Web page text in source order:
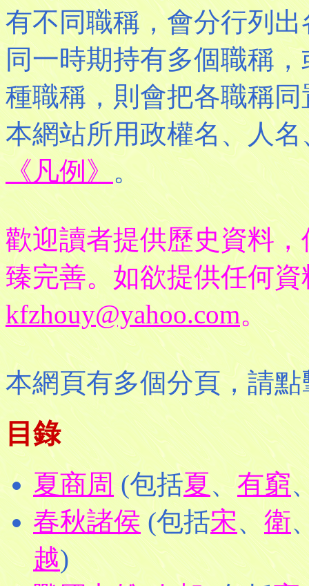
有不同職稱，會分行列
同一時期持有多個職稱
種職稱，則會把各職稱
本網站所用政權名、人
《凡例》 。
歡迎讀者提供歷史資料
臻完善。如欲提供任何
kfzhouy@yahoo.com。
本網頁有多個分頁，請
目錄
夏商周(包括夏、有窮
春秋諸侯 (包括宋、衛
越)